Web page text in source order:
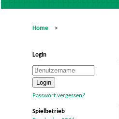
Home >
Login
Passwort vergessen?
Spielbetrieb